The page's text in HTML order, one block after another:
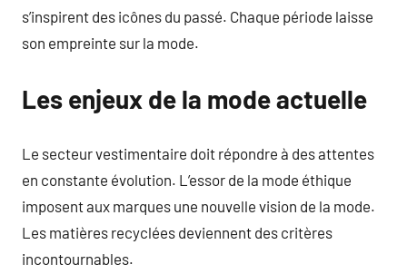
s’inspirent des icônes du passé. Chaque période laisse
son empreinte sur la mode.
Les enjeux de la mode actuelle
Le secteur vestimentaire doit répondre à des attentes
en constante évolution. L’essor de la mode éthique
imposent aux marques une nouvelle vision de la mode.
Les matières recyclées deviennent des critères
incontournables.